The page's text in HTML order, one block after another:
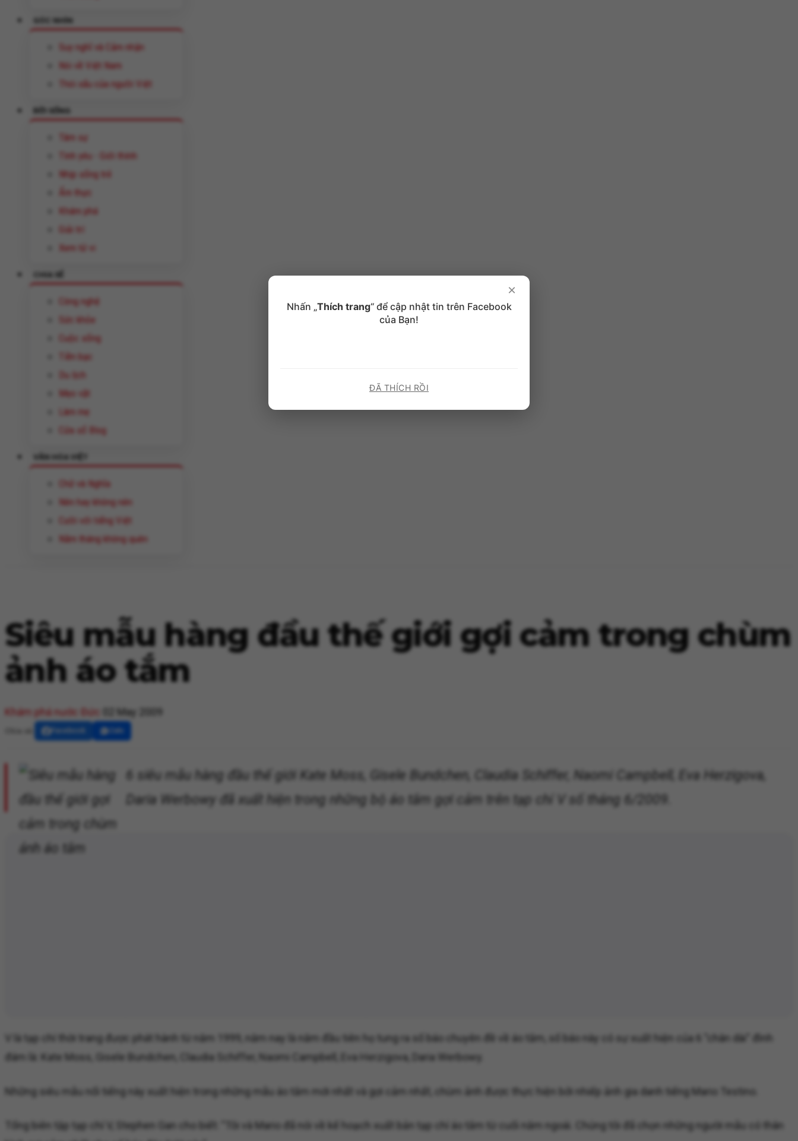
GÓC NHÌN
Suy nghĩ và Cảm nhận
Nói về Việt Nam
Thói xấu của người Việt
ĐỜI SỐNG
Tâm sự
Tình yêu - Giới thính
Nhịp sống trẻ
Ẩm thực
Khám phá
Giải trí
Xem tử vi
CHIA SẺ
Công nghệ
Sức khỏe
Cuộc sống
Tiền bạc
Du lịch
Mẹo vặt
Làm mẹ
Cửa sổ Blog
VĂN HÓA VIỆT
Chữ và Nghĩa
Nên hay không nên
Cười với tiếng Việt
Năm tháng không quên
Siêu mẫu hàng đầu thế giới gợi cảm trong chùm
ảnh áo tắm
Khám phá nước Đức 02 May 2009
6 siêu mẫu hàng đầu thế giới Kate Moss, Gisele Bundchen, Claudia Schiffer, Naomi Campbell, Eva Herzigova,
Daria Werbowy đã xuất hiện trong những bộ áo tắm gợi cảm trên tạp chí V số tháng 6/2009.
V là tạp chí thời trang được phát hành từ năm 1999, năm nay là năm đầu tiên họ tung ra số báo chuyên đề về áo tắm, số báo này có sự xuất hiện của 6 "chân dài" đình
đám là: Kate Moss, Gisele Bundchen, Claudia Schiffer, Naomi Campbell, Eva Herzigova, Daria Werbowy.
Những siêu mẫu nổi tiếng này xuất hiện trong những mẫu áo tắm mới nhất và gợi cảm nhất, chùm ảnh được thực hiện bởi nhiếp ảnh gia danh tiếng Mario Testino.
Tổng biên tập tạp chí V, Stephen Gan cho biết: "Tôi và Mario đã nói về kế hoạch xuất bản tạp chí áo tắm từ cuối năm ngoái. Chúng tôi đã chọn những người mẫu có thân
×
Nhấn „Thích trang“ để cập nhật tin trên Facebook
của Bạn!
ĐÃ THÍCH RỒI